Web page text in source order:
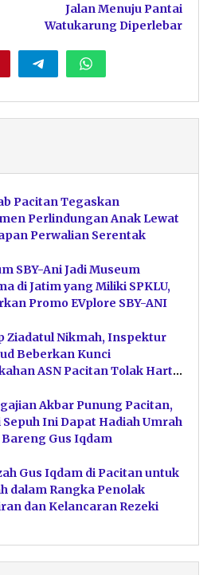
Jalan Menuju Pantai
Watukarung Diperlebar
Pacitan Tegaskan
Perlindungan Anak Lewat
Perwalian Serentak
SBY-Ani Jadi Museum
di Jatim yang Miliki SPKLU,
Promo EVplore SBY-ANI
Ziadatul Nikmah, Inspektur
Beberkan Kunci
ASN Pacitan Tolak Harta
Akbar Punung Pacitan,
Sepuh Ini Dapat Hadiah Umrah
Gus Iqdam
Gus Iqdam di Pacitan untuk
dalam Rangka Penolak
dan Kelancaran Rezeki